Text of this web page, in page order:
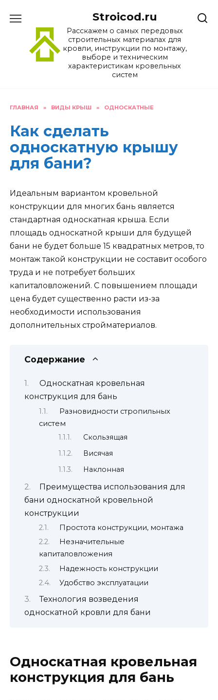
содержанию
Stroicod.ru
Расскажем о самых передовых
строительных материалах для
кровли, инструкции по монтажу,
выборе и техническим
характеристикам кровельных
систем
ГЛАВНАЯ » ВИДЫ КРЫШ » ОДНОСКАТНЫЕ
Как сделать
односкатную крышу
для бани?
Идеальным вариантом кровельной
конструкции для многих бань является
стандартная односкатная крыша. Если
площадь односкатной крыши для будущей
бани не будет больше 15 квадратных метров, то
монтаж такой конструкции не составит особого
труда и не потребует больших
капиталовложений. С повышением площади
цена будет существенно расти из-за
необходимости использования
дополнительных стройматериалов.
Содержание
Односкатная кровельная
конструкция для бань
Разновидности стропильных
систем
Скользящая
Висячая
Наклонная
Преимущества использования для
бани односкатной кровельной
конструкции
Простота конструкции, монтажа
Незначительные
капиталовложения
Надежность конструкции
Удобство эксплуатации
Технология возведения
односкатной кровли для бани
Односкатная кровельная
конструкция для бань